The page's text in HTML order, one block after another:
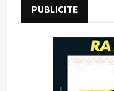
PUBLICITE